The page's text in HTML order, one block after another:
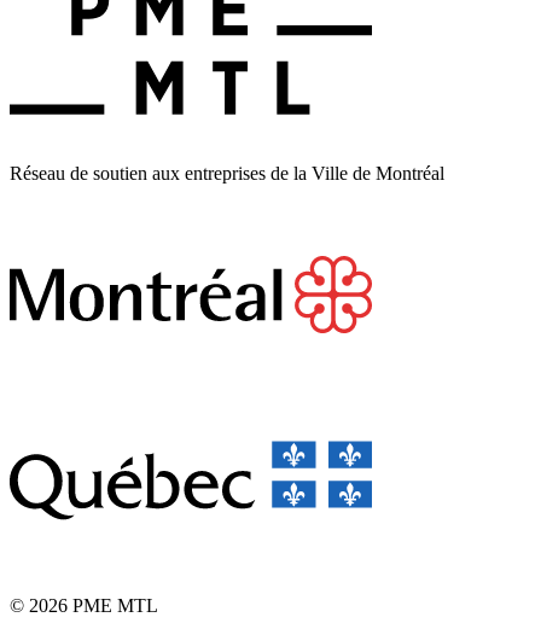
Réseau de soutien aux entreprises de la Ville de Montréal
© 2026 PME MTL